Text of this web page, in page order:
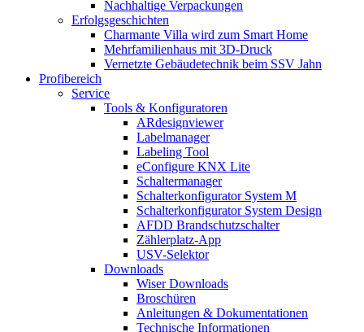
Nachhaltige Verpackungen
Erfolgsgeschichten
Charmante Villa wird zum Smart Home
Mehrfamilienhaus mit 3D-Druck
Vernetzte Gebäudetechnik beim SSV Jahn
Profibereich
Service
Tools & Konfiguratoren
ARdesignviewer
Labelmanager
Labeling Tool
eConfigure KNX Lite
Schaltermanager
Schalterkonfigurator System M
Schalterkonfigurator System Design
AFDD Brandschutzschalter
Zählerplatz-App
USV-Selektor
Downloads
Wiser Downloads
Broschüren
Anleitungen & Dokumentationen
Technische Informationen